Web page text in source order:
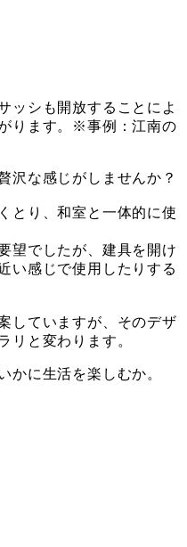
ッシも開放することによ
ります。※事例：江南の
沢な感じがしませんか？
とり、和室と一体的に使
望でしたが、建具を開け
い感じで使用したりする
していますが、そのデザ
リと変わります。
かに生活を楽しむか。